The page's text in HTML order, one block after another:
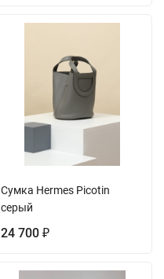
Сумка Hermes Picotin
серый
24 700 ₽